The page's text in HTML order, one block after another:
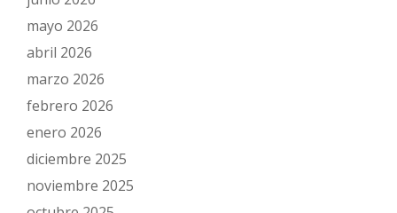
mayo 2026
abril 2026
marzo 2026
febrero 2026
enero 2026
diciembre 2025
noviembre 2025